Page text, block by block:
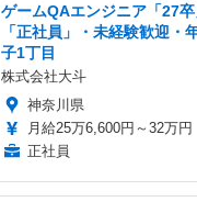
ゲームQAエンジニア「27
「正社員」・未経験歓迎・
子1丁目
株式会社大斗
神奈川県
月給25万6,600円～32万円
正社員